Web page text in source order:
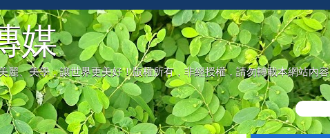
媒
麗、美學，讓世界更美好！版權所有，非經授權，請勿轉載本網站內容